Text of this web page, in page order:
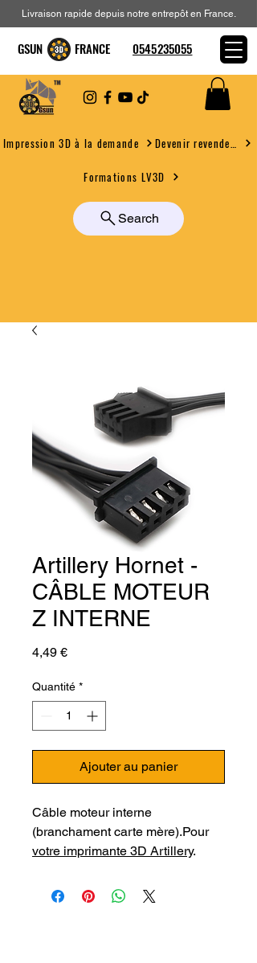
Impression 3D à la demande
Formations LV3D
Search
Livraison rapide depuis notre entrepôt en France.
GSUN FRANCE 0545235055
Artillery Hornet -
CÂBLE MOTEUR
Z INTERNE
4,49 €Prix
Quantité *
Ajouter au panier
Câble moteur interne
(branchament carte mère).Pour
votre imprimante 3D Artillery.